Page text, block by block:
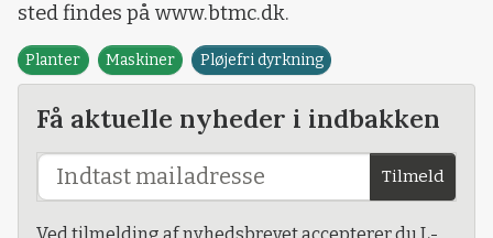
sted findes på www.btmc.dk.
Planter Maskiner Pløjefri dyrkning
Få aktuelle nyheder i indbakken
Tilmeld